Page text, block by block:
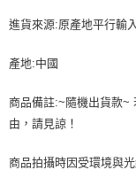
進貨來源:原產地平行輸入
產地:中國
商品備註:~隨機出貨款~
由，請見諒！
商品拍攝時因受環境與